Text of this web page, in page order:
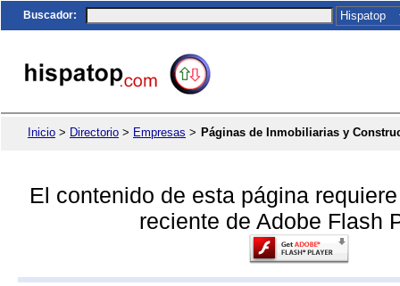
Buscador:
Inicio > Directorio > Empresas > Páginas de Inmobiliarias y
El contenido de esta página
reciente de Adobe Flash